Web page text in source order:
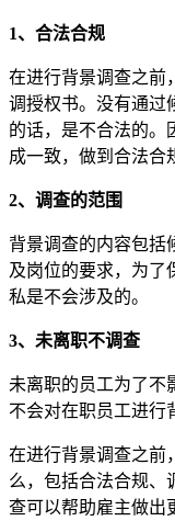
1、合法合规
在进行背景调查之前
调授权书。没有通过
的话，是不合法的。
成一致，做到合法合
2、调查的范围
背景调查的内容包括
及岗位的要求，为了
私是不会涉及的。
3、未离职不调查
未离职的员工为了不
不会对在职员工进行
在进行背景调查之前
么，包括合法合规、
查可以帮助雇主做出